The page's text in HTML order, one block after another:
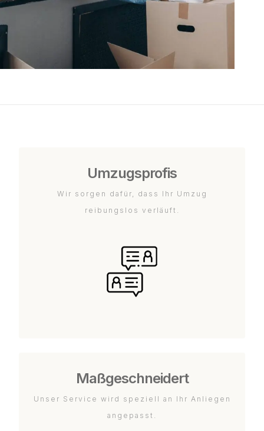
Umzugsprofis
Wir sorgen dafür, dass Ihr Umzug
reibungslos verläuft.
Maßgeschneidert
Unser Service wird speziell an Ihr Anliegen
angepasst.